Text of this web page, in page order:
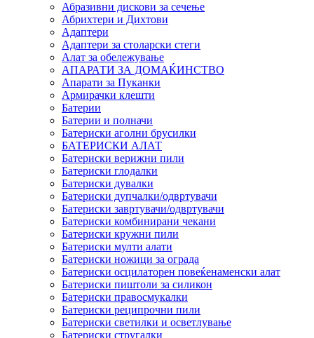
Абразивни дискови за сечење
Абрихтери и Дихтови
Адаптери
Адаптери за столарски стеги
Алат за обележување
АПАРАТИ ЗА ДОМАЌИНСТВО
Апарати за Пуканки
Армирачки клешти
Батерии
Батерии и полначи
Батериски аголни брусилки
БАТЕРИСКИ АЛАТ
Батериски верижни пили
Батериски глодалки
Батериски дувалки
Батериски дупчалки/одвртувачи
Батериски завртувачи/одвртувачи
Батериски комбинирани чекани
Батериски кружни пили
Батериски мулти алати
Батериски ножици за ограда
Батериски осцилаторен повеќенаменски алат
Батериски пиштоли за силикон
Батериски правосмукалки
Батериски реципрочни пили
Батериски светилки и осветлување
Батериски стругалки